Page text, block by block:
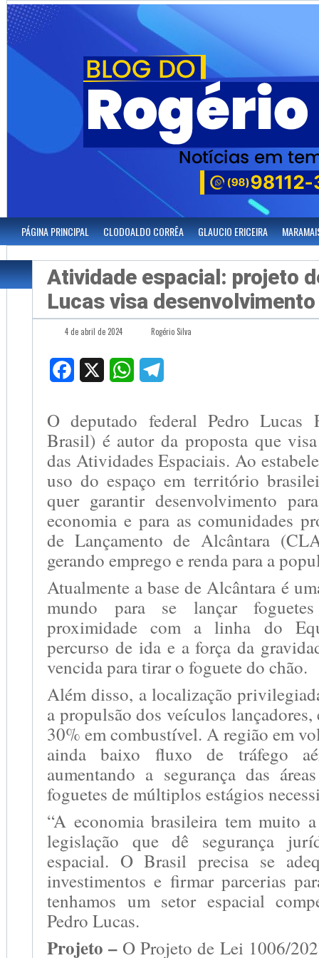
PÁGINA PRINCIPAL CLODOALDO CORRÊA GLAUCIO ERICEIRA
Atividade espacial: projeto
Lucas visa
4 de abril de 2024 Rogério Silva
Facebook WhatsApp
O deputado federal Pedro Lucas
Brasil) é autor da proposta que
das Atividades Espaciais. Ao
uso do espaço em território
quer garantir desenvolvimento
economia e para as comunidades
de Lançamento de Alcântara
gerando emprego e renda para a
Atualmente a base de Alcântara é
mundo para se lançar
proximidade com a linha do
percurso de ida e a força da
vencida para tirar o foguete do chão.
Além disso, a localização
a propulsão dos veículos
30% em combustível. A região em
ainda baixo fluxo de tráfego
aumentando a segurança das
foguetes de múltiplos estágios
“A economia brasileira tem muito
legislação que dê segurança
espacial. O Brasil precisa se
investimentos e firmar parcerias
tenhamos um setor espacial
Pedro Lucas.
Projeto – O Projeto de Lei 1006/